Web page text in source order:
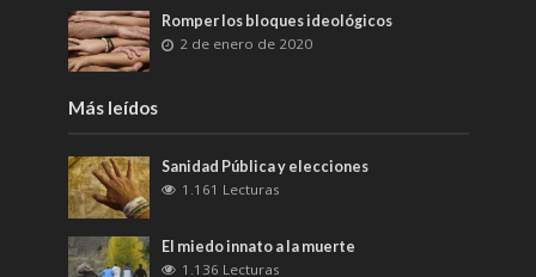
Romper los bloques ideológicos
2 de enero de 2020
Más leídos
Sanidad Pública y elecciones
1.161 Lecturas
El miedo innato a la muerte
1.136 Lecturas